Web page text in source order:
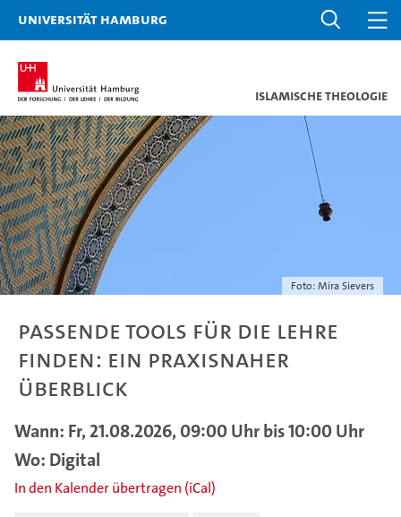
Universität Hamburg
Islamische Theologie
Foto: Mira Sievers
Passende Tools für die Lehre
finden: ein praxisnaher
Überblick
Wann: Fr, 21.08.2026, 09:00 Uhr bis 10:00 Uhr
Wo: Digital
In den Kalender übertragen (iCal)